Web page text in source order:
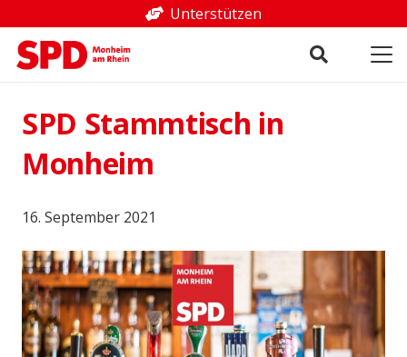
Unterstützen
SPD Stammtisch in
Monheim
16. September 2021